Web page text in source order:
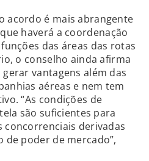
acordo é mais abrangente
haverá a coordenação
das áreas das rotas
o conselho ainda afirma
vantagens além das
aéreas e nem tem
“As condições de
são suficientes para
concorrenciais derivadas
de poder de mercado”,